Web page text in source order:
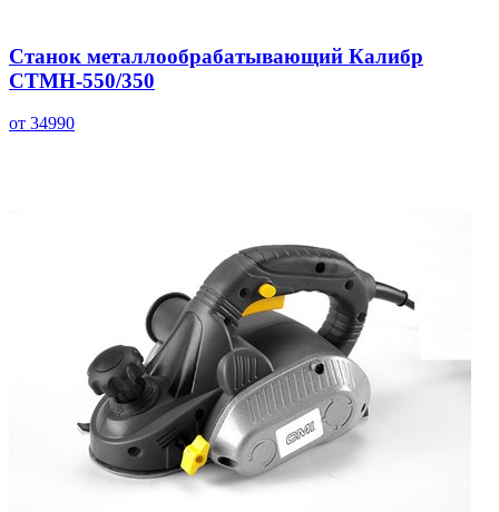
Станок металлообрабатывающий Калибр
СТМН-550/350
от 34990